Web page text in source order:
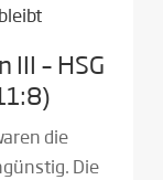
– HSG
die
Die